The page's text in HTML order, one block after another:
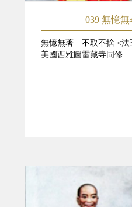
039 無憶
無憶無著 不取不捨 <法
美國西雅圖雷藏寺同修